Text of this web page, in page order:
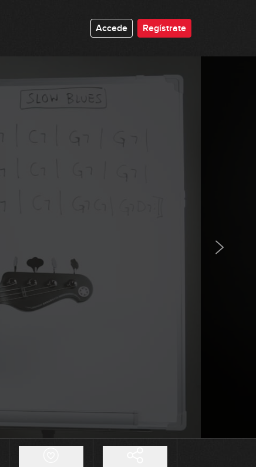
Accede Regístrate
Estructura básica del blues